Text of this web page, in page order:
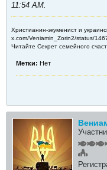
11:54 AM.
Христианин-экуменист и
x.com/Veniamin_Zorin2/status/
Читайте Секрет семейного
Метки: Нет